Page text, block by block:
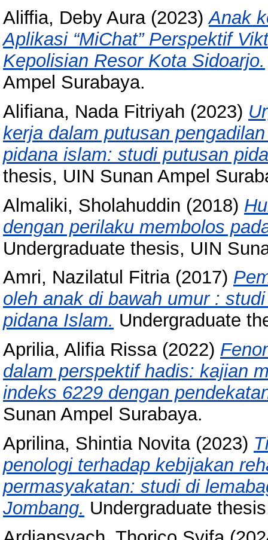
Aliffia, Deby Aura(2023)Anak
Aplikasi “MiChat” Perspektif
Kepolisian Resor Kota Sidoarjo.
Ampel Surabaya.
Alifiana, Nada Fitriyah (2023)
kerja dalam putusan
pidana islam: studi putusan
thesis, UIN Sunan Ampel
Almaliki, Sholahuddin (2018)
dengan perilaku membolos
Undergraduate thesis, UIN
Amri, Nazilatul Fitria(2017)
oleh anak di bawah umur :
pidana Islam. Undergraduate
Aprilia, Alifia Rissa(2022)
dalam perspektif hadis: kajian
indeks 6229 dengan
Sunan Ampel Surabaya.
Aprilina, Shintia Novita(2023)
penologi terhadap kebijakan
permasyakatan: studi di
Jombang. Undergraduate